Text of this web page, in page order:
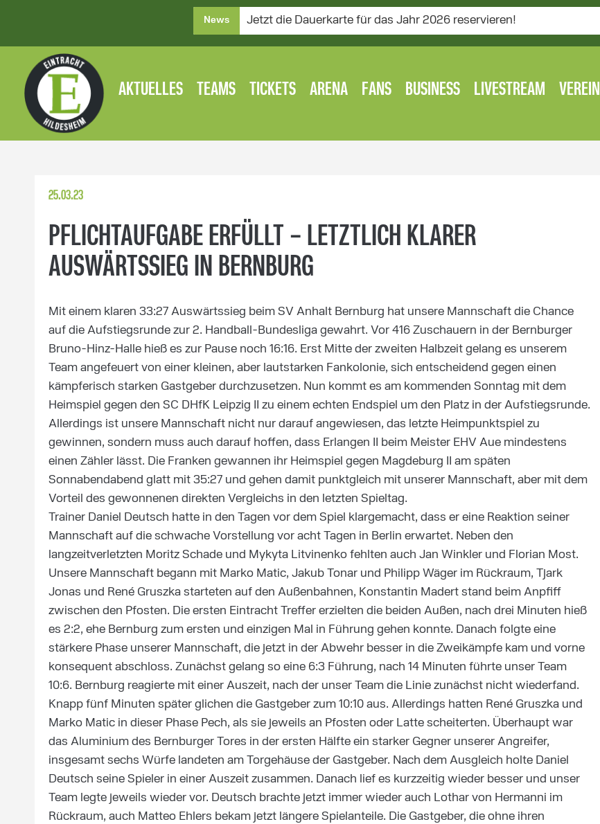
News Jetzt die Dauerkarte für das Jahr 2026 reservieren!
AKTUELLES TEAMS TICKETS ARENA FANS BUSINESS LIVESTREAM VEREIN
25.03.23
PFLICHTAUFGABE ERFÜLLT – LETZTLICH KLARER
AUSWÄRTSSIEG IN BERNBURG
Mit einem klaren 33:27 Auswärtssieg beim SV Anhalt Bernburg hat unsere Mannschaft die Chance
auf die Aufstiegsrunde zur 2. Handball-Bundesliga gewahrt. Vor 416 Zuschauern in der Bernburger
Bruno-Hinz-Halle hieß es zur Pause noch 16:16. Erst Mitte der zweiten Halbzeit gelang es unserem
Team angefeuert von einer kleinen, aber lautstarken Fankolonie, sich entscheidend gegen einen
kämpferisch starken Gastgeber durchzusetzen. Nun kommt es am kommenden Sonntag mit dem
Heimspiel gegen den SC DHfK Leipzig II zu einem echten Endspiel um den Platz in der Aufstiegsrunde.
Allerdings ist unsere Mannschaft nicht nur darauf angewiesen, das letzte Heimpunktspiel zu
gewinnen, sondern muss auch darauf hoffen, dass Erlangen II beim Meister EHV Aue mindestens
einen Zähler lässt. Die Franken gewannen ihr Heimspiel gegen Magdeburg II am späten
Sonnabendabend glatt mit 35:27 und gehen damit punktgleich mit unserer Mannschaft, aber mit dem
Vorteil des gewonnenen direkten Vergleichs in den letzten Spieltag.
Trainer Daniel Deutsch hatte in den Tagen vor dem Spiel klargemacht, dass er eine Reaktion seiner
Mannschaft auf die schwache Vorstellung vor acht Tagen in Berlin erwartet. Neben den
langzeitverletzten Moritz Schade und Mykyta Litvinenko fehlten auch Jan Winkler und Florian Most.
Unsere Mannschaft begann mit Marko Matic, Jakub Tonar und Philipp Wäger im Rückraum, Tjark
Jonas und René Gruszka starteten auf den Außenbahnen, Konstantin Madert stand beim Anpfiff
zwischen den Pfosten. Die ersten Eintracht Treffer erzielten die beiden Außen, nach drei Minuten hieß
es 2:2, ehe Bernburg zum ersten und einzigen Mal in Führung gehen konnte. Danach folgte eine
stärkere Phase unserer Mannschaft, die jetzt in der Abwehr besser in die Zweikämpfe kam und vorne
konsequent abschloss. Zunächst gelang so eine 6:3 Führung, nach 14 Minuten führte unser Team
10:6. Bernburg reagierte mit einer Auszeit, nach der unser Team die Linie zunächst nicht wiederfand.
Knapp fünf Minuten später glichen die Gastgeber zum 10:10 aus. Allerdings hatten René Gruszka und
Marko Matic in dieser Phase Pech, als sie jeweils an Pfosten oder Latte scheiterten. Überhaupt war
das Aluminium des Bernburger Tores in der ersten Hälfte ein starker Gegner unserer Angreifer,
insgesamt sechs Würfe landeten am Torgehäuse der Gastgeber. Nach dem Ausgleich holte Daniel
Deutsch seine Spieler in einer Auszeit zusammen. Danach lief es kurzzeitig wieder besser und unser
Team legte jeweils wieder vor. Deutsch brachte jetzt immer wieder auch Lothar von Hermanni im
Rückraum, auch Matteo Ehlers bekam jetzt längere Spielanteile. Die Gastgeber, die ohne ihren